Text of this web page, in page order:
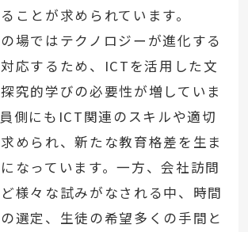
ことが求められています。
場ではテクノロジーが進化する
応するため、ICTを活用した文
究的学びの必要性が増していま
側にもICT関連のスキルや適切
められ、新たな教育格差を生ま
なっています。一方、会社訪問
様々な試みがなされる中、時間
選定、生徒の希望多くの手間と